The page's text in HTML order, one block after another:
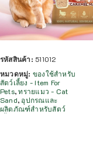
รหัสสินค้า: 511012
หมวดหมู่: ของใช้สำหรับ
สัตว์เลี้ยง - Item For
Pets,ทรายแมว - Cat
Sand, อุปกรณและ
ผลิตภัณฑ์สำหรับสัตว์